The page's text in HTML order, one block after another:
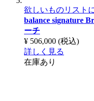
欲しいものリスト
balance signature
ーチ
¥ 506,000 (税込)
詳しく見る
在庫あり